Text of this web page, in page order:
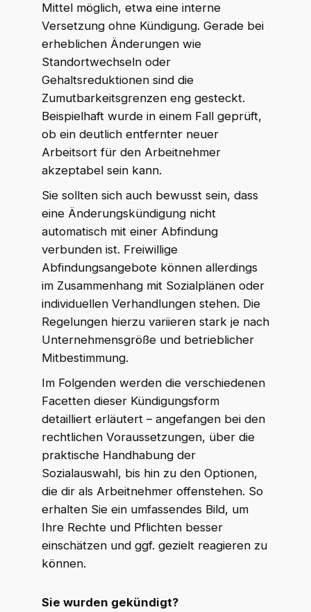
Mittel möglich, etwa eine interne
Versetzung ohne Kündigung. Gerade bei
erheblichen Änderungen wie
Standortwechseln oder
Gehaltsreduktionen sind die
Zumutbarkeitsgrenzen eng gesteckt.
Beispielhaft wurde in einem Fall geprüft,
ob ein deutlich entfernter neuer
Arbeitsort für den Arbeitnehmer
akzeptabel sein kann.
Sie sollten sich auch bewusst sein, dass
eine Änderungskündigung nicht
automatisch mit einer Abfindung
verbunden ist. Freiwillige
Abfindungsangebote können allerdings
im Zusammenhang mit Sozialplänen oder
individuellen Verhandlungen stehen. Die
Regelungen hierzu variieren stark je nach
Unternehmensgröße und betrieblicher
Mitbestimmung.
Im Folgenden werden die verschiedenen
Facetten dieser Kündigungsform
detailliert erläutert – angefangen bei den
rechtlichen Voraussetzungen, über die
praktische Handhabung der
Sozialauswahl, bis hin zu den Optionen,
die dir als Arbeitnehmer offenstehen. So
erhalten Sie ein umfassendes Bild, um
Ihre Rechte und Pflichten besser
einschätzen und ggf. gezielt reagieren zu
können.
Sie wurden gekündigt?